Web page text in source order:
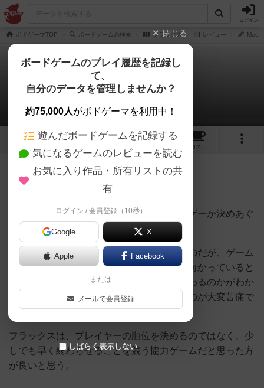
ログイン
ボドゲーマTOP ボードゲームの検索 フラックス レビュー
フラックス
Meeple7さんのレビュー
4 9
カフェ
372名 1名 0 約10年前
僕の中でミスティクアとどっちがよりクソゲーか決めあぐ
ねているゲーム。
このゲームは非常に多様な展開が起こる…のだが、ゲーム
展開に不可逆性がなく、ゲームが終わりに向かっていると
いう実感がない。そのためいつゲームが終わるのかがわか
らないままにひたすらプレイをさせられるのが大変苦痛で
ある。
フラックスは、プレイヤーの順位を決めるのではなく、少
しでも早く終わらせることを競う協力ゲームだと思った方
が良いと思う。
閉じる
ボードゲームのプレイ履歴を記録し
て、
自分のデータを管理しませんか？
約75,000人がボドゲーマを利用中！
遊んだボードゲームを記録する
気になるゲームのレビューを読む
お気に入り作品・所有リストの共
有
ログイン / 会員登録（10秒）
Google X
Apple Facebook
または
メールで会員登録
しばらく表示しない